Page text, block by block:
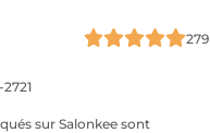
279
sur Salonkee sont